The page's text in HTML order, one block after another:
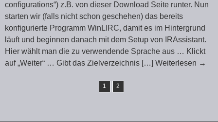
configurations“) z.B. von dieser Download Seite runter. Nun
starten wir (falls nicht schon geschehen) das bereits
konfigurierte Programm WinLIRC, damit es im Hintergrund
läuft und beginnen danach mit dem Setup von IRAssistant.
Hier wählt man die zu verwendende Sprache aus … Klickt
auf „Weiter“ … Gibt das Zielverzeichnis […] Weiterlesen →
1 2